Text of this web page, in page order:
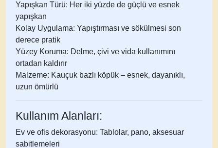
Yapışkan Türü: Her iki yüzde de güçlü ve esnek
yapışkan
Kolay Uygulama: Yapıştırması ve sökülmesi son
derece pratik
Yüzey Koruma: Delme, çivi ve vida kullanımını
ortadan kaldırır
Malzeme: Kauçuk bazlı köpük – esnek, dayanıklı,
uzun ömürlü
Kullanım Alanları:
Ev ve ofis dekorasyonu: Tablolar, pano, aksesuar
sabitlemeleri